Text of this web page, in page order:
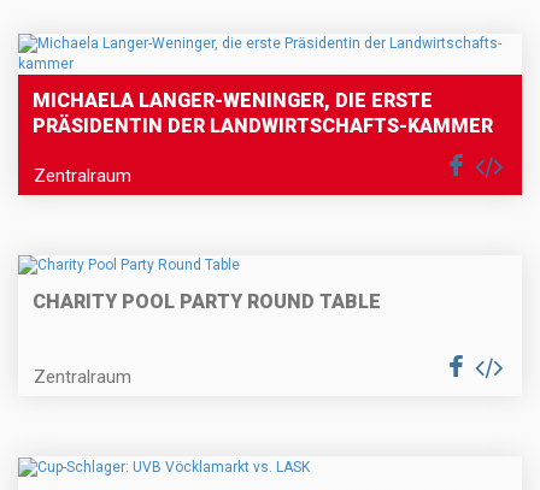
MICHAELA LANGER-WENINGER, DIE ERSTE
PRÄSIDENTIN DER LANDWIRTSCHAFTS-KAMMER
Zentralraum
CHARITY POOL PARTY ROUND TABLE
Zentralraum